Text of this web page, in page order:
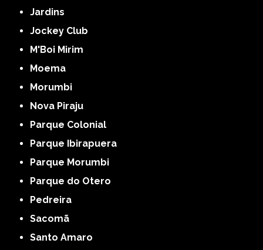
Jardins
Jockey Club
M'Boi Mirim
Moema
Morumbi
Nova Piraju
Parque Colonial
Parque Ibirapuera
Parque Morumbi
Parque do Otero
Pedreira
Sacomã
Santo Amaro